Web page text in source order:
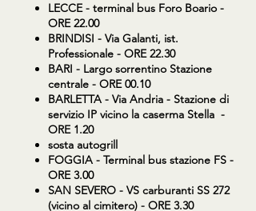
LECCE - terminal bus Foro Boario -
ORE 22.00
BRINDISI - Via Galanti, ist.
Professionale - ORE 22.30
BARI - Largo sorrentino Stazione
centrale - ORE 00.10
BARLETTA - Via Andria - Stazione di
servizio IP vicino la caserma Stella -
ORE 1.20
sosta autogrill
FOGGIA - Terminal bus stazione FS -
ORE 3.00
SAN SEVERO - VS carburanti SS 272
(vicino al cimitero) - ORE 3.30